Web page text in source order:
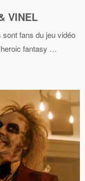
VINEL
fans du jeu vidéo
fantasy …